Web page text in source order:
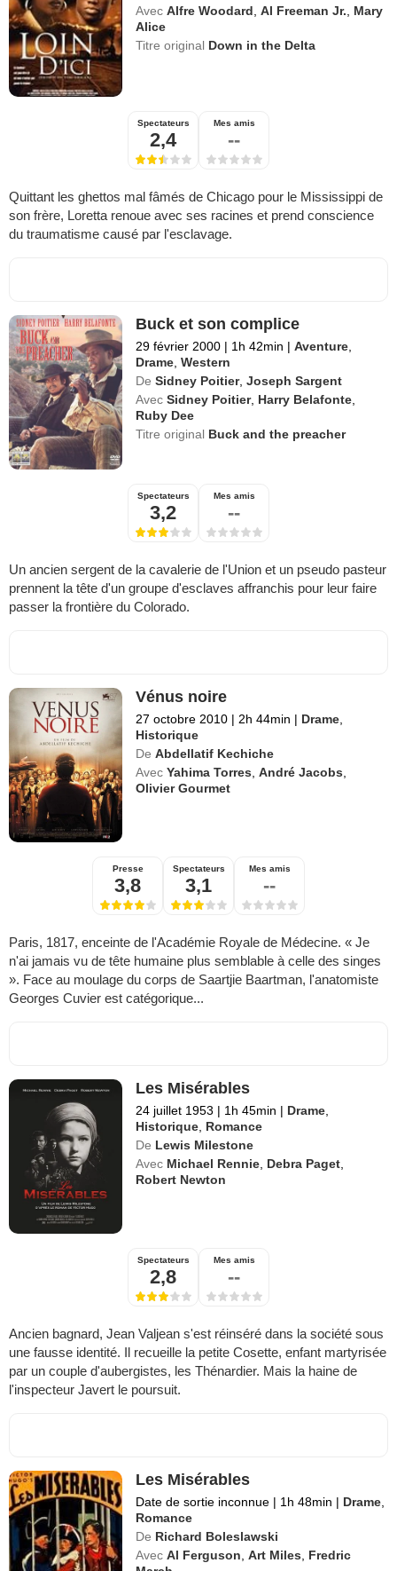
Avec Alfre Woodard ,Al Freeman Jr.
Mary
Alice
Titre original Down in the Delta
Spectateurs
2,4
Mes amis
--
Quittant les ghettos mal fâmés de Chicago pour le Mississippi de
son frère, Loretta renoue avec ses racines et prend conscience
du traumatisme causé par l'esclavage.
Buck et son complice
29 février 2000 | 1h 42min | Aventure
Drame ,Western
De Sidney Poitier,Joseph Sargent
Avec Sidney Poitier, Harry Belafonte
Ruby Dee
Titre original Buck and the preacher
Spectateurs
3,2
Mes amis
--
Un ancien sergent de la cavalerie de l'Union et un pseudo pasteur
prennent la tête d'un groupe d'esclaves affranchis pour leur faire
passer la frontière du Colorado.
Vénus noire
27 octobre 2010 | 2h 44min | Drame
Historique
De Abdellatif Kechiche
Avec Yahima Torres ,André Jacobs
Olivier Gourmet
Presse
3,8
Spectateurs
3,1
Mes amis
--
Paris, 1817, enceinte de l'Académie Royale de Médecine. « Je
n'ai jamais vu de tête humaine plus semblable à celle des singes
». Face au moulage du corps de Saartjie Baartman, l'anatomiste
Georges Cuvier est catégorique...
Les Misérables
24 juillet 1953 | 1h 45min | Drame
Historique Romance
De Lewis Milestone
Avec Michael Rennie Debra Paget
Robert Newton
Spectateurs
2,8
Mes amis
--
Ancien bagnard, Jean Valjean s'est réinséré dans la société sous
une fausse identité. Il recueille la petite Cosette, enfant martyrisée
par un couple d'aubergistes, les Thénardier. Mais la haine de
l'inspecteur Javert le poursuit.
Les Misérables
Date de sortie inconnue | 1h 48min | Drame
Romance
De Richard Boleslawski
Avec Al Ferguson ,Art Miles
Fredric